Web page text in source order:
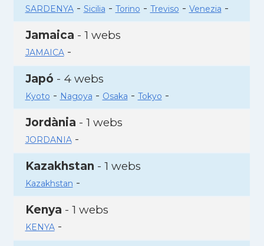
SARDENYA- Sicilia - Torino - Treviso - Venezia -
Jamaica - 1 webs
JAMAICA-
Japó - 4 webs
Kyoto - Nagoya - Osaka - Tokyo -
Jordània - 1 webs
JORDANIA-
Kazakhstan - 1 webs
Kazakhstan -
Kenya - 1 webs
KENYA-